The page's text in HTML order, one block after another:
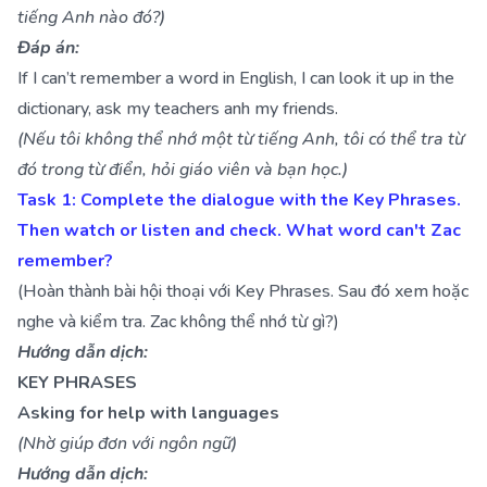
tiếng Anh nào đó?)
Đáp án:
If I can’t remember a word in English, I can look it up in the
dictionary, ask my teachers anh my friends.
(Nếu tôi không thể nhớ một từ tiếng Anh, tôi có thể tra từ
đó trong từ điển, hỏi giáo viên và bạn học.)
Task 1: Complete the dialogue with the Key Phrases.
Then watch or listen and check. What word can't Zac
remember?
(Hoàn thành bài hội thoại với Key Phrases. Sau đó xem hoặc
nghe và kiểm tra. Zac không thể nhớ từ gì?)
Hướng dẫn dịch:
KEY PHRASES
Asking for help with languages
(Nhờ giúp đơn với ngôn ngữ)
Hướng dẫn dịch: